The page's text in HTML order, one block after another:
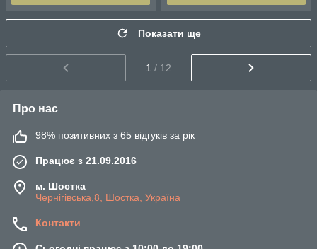
Показати ще
1 / 12
Про нас
98% позитивних з 65 відгуків за рік
Працює з 21.09.2016
м. Шостка
Чернігівська,8, Шостка, Україна
Контакти